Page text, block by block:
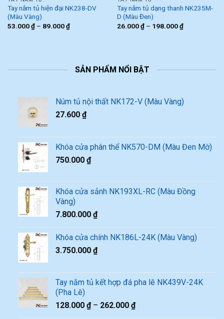
Tay nắm tủ hiện đại NK238-DV
(Màu Vàng)
53.000₫– 89.000₫
Tay nắm tủ dạng thanh NK235M-
D (Màu Đen)
26.000₫– 198.000₫
SẢN PHẨM NỔI BẬT
Núm tủ nội thất NK172-V (Màu Vàng)
27.600 ₫
Khóa cửa phân thể NK570-DM (Màu Đen Mờ)
750.000 ₫
Khóa cửa sảnh NK193XL-RC (Màu Đồng
Vàng)
7.800.000 ₫
Khóa cửa chính NK186L-24K (Màu Vàng)
3.750.000 ₫
Tay nắm tủ kết hợp đá pha lê NK439V-24K
(Pha Lê)
128.000 ₫– 262.000 ₫